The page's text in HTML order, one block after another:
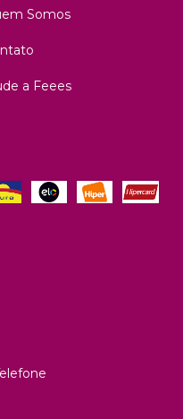
Somos
a Feees